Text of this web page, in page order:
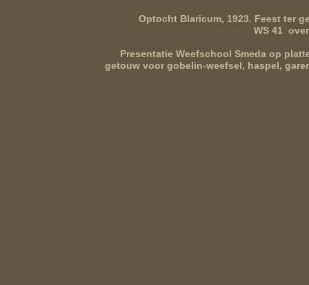
Optocht Blaricum, 1923. Feest ter
WS 41
Presentatie Weefschool Smeda op
getouw voor gobelin-weefsel, haspel,